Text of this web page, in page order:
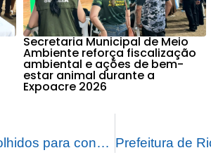
Secretaria Municipal de Meio
Ambiente reforça fiscalização
ambiental e ações de bem-
estar animal durante a
Expoacre 2026
Prefeitura leva jovens acolhidos para conhecer o universo militar no 7º BEC